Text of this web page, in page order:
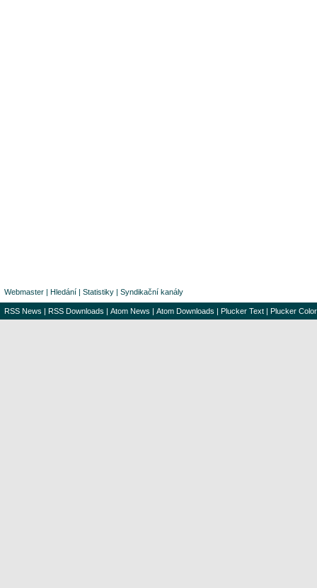
Webmaster | Hledání | Statistiky | Syndikační kanály
RSS News | RSS Downloads | Atom News | Atom Downloads | Plucker Text | Plucker Color